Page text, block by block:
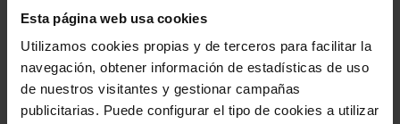
Esta página web usa cookies
Utilizamos cookies propias y de terceros para facilitar la
navegación, obtener información de estadísticas de uso
de nuestros visitantes y gestionar campañas
publicitarias. Puede configurar el tipo de cookies a utilizar
Documentos Igualdad
Revista USO Joven
Igualdad y conciliación – #USOTeInforma